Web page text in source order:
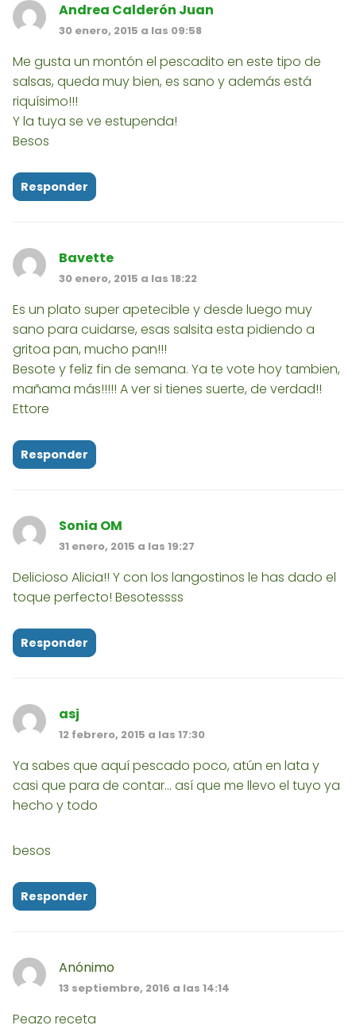
Andrea Calderón Juan
30 enero, 2015 a las 09:58
Me gusta un montón el pescadito en este tipo de
salsas, queda muy bien, es sano y además está
riquísimo!!!
Y la tuya se ve estupenda!
Besos
Responder
Bavette
30 enero, 2015 a las 18:22
Es un plato super apetecible y desde luego muy
sano para cuidarse, esas salsita esta pidiendo a
gritoa pan, mucho pan!!!
Besote y feliz fin de semana. Ya te vote hoy tambien,
mañama más!!!!! A ver si tienes suerte, de verdad!!
Ettore
Responder
Sonia OM
31 enero, 2015 a las 19:27
Delicioso Alicia!! Y con los langostinos le has dado el
toque perfecto! Besotessss
Responder
asj
12 febrero, 2015 a las 17:30
Ya sabes que aquí pescado poco, atún en lata y
casi que para de contar... así que me llevo el tuyo ya
hecho y todo
besos
Responder
Anónimo
13 septiembre, 2016 a las 14:14
Peazo receta